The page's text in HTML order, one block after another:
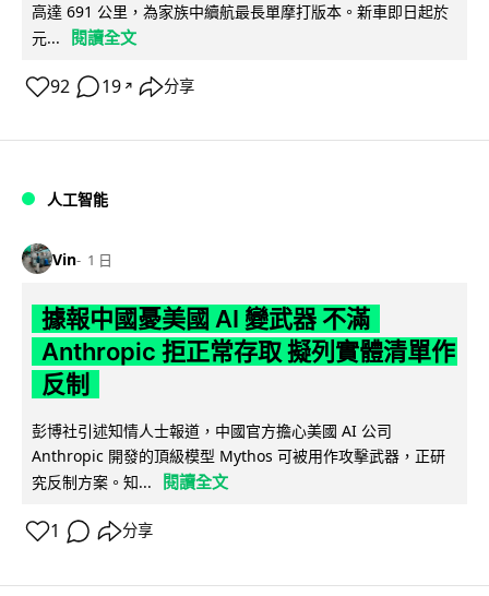
高達 691 公里，為家族中續航最長單摩打版本。新車即日起於
元...
閱讀全文
92 19 ↗ 分享
人工智能
Vin 1 日
據報中國憂美國 AI 變武器 不滿
Anthropic 拒正常存取 擬列實體清單作
反制
彭博社引述知情人士報道，中國官方擔心美國 AI 公司
Anthropic 開發的頂級模型 Mythos 可被用作攻擊武器，正研
究反制方案。知...
閱讀全文
1 分享